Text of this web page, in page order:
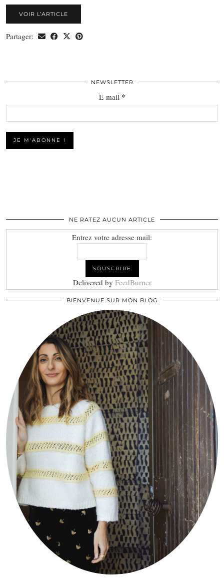
VOIR L’ARTICLE
Partager:
NEWSLETTER
E-mail *
NE RATEZ AUCUN ARTICLE
Entrez votre adresse mail:
Delivered by FeedBurner
BIENVENUE SUR MON BLOG